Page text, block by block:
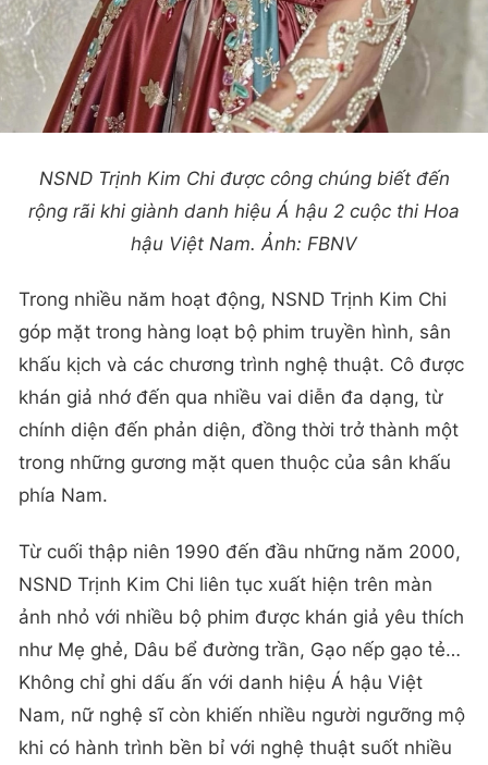
NSND Trịnh Kim Chi được công chúng biết đến
rộng rãi khi giành danh hiệu Á hậu 2 cuộc thi Hoa
hậu Việt Nam. Ảnh: FBNV
Trong nhiều năm hoạt động, NSND Trịnh Kim Chi
góp mặt trong hàng loạt bộ phim truyền hình, sân
khấu kịch và các chương trình nghệ thuật. Cô được
khán giả nhớ đến qua nhiều vai diễn đa dạng, từ
chính diện đến phản diện, đồng thời trở thành một
trong những gương mặt quen thuộc của sân khấu
phía Nam.
Từ cuối thập niên 1990 đến đầu những năm 2000,
NSND Trịnh Kim Chi liên tục xuất hiện trên màn
ảnh nhỏ với nhiều bộ phim được khán giả yêu thích
như Mẹ ghẻ, Dâu bể đường trần, Gạo nếp gạo tẻ…
Không chỉ ghi dấu ấn với danh hiệu Á hậu Việt
Nam, nữ nghệ sĩ còn khiến nhiều người ngưỡng mộ
khi có hành trình bền bỉ với nghệ thuật suốt nhiều